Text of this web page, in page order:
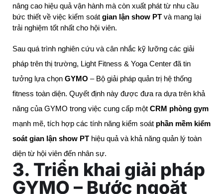
nâng cao hiệu quả vận hành mà còn xuất phát từ nhu cầu
bức thiết về việc kiểm soát gian lận show PT và mang lại
trải nghiệm tốt nhất cho hội viên.
Sau quá trình nghiên cứu và cân nhắc kỹ lưỡng các giải
pháp trên thị trường, Light Fitness & Yoga Center đã tin
tưởng lựa chọn GYMO – Bộ giải pháp quản trị hệ thống
fitness toàn diện. Quyết định này được đưa ra dựa trên khả
năng của GYMO trong việc cung cấp một CRM phòng gym
mạnh mẽ, tích hợp các tính năng kiểm soát phần mềm kiểm
soát gian lận show PT hiệu quả và khả năng quản lý toàn
diện từ hội viên đến nhân sự.
3. Triển khai giải pháp
GYMO – Bước ngoặt